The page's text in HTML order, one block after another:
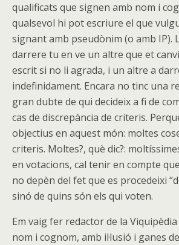
qualificats que signen amb nom i
qualsevol hi pot escriure el que
signant amb pseudònim (o amb IP).
darrere tu en ve un altre que et
escrit si no li agrada, i un altre a
indefinidament. Encara no tinc una
gran dubte de qui decideix a fi de
cas de discrepància de criteris.
objectius en aquest món: moltes
criteris. Moltes?, què dic?:
en votacions, cal tenir en compte
no depèn del fet que es procedeixi
sinó de quins són els qui voten.
Em vaig fer redactor de la
nom i cognom, amb il·lusió i ganes